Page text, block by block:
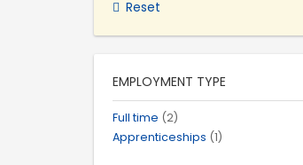
Reset
EMPLOYMENT TYPE
Full time (2)
Apprenticeships (1)